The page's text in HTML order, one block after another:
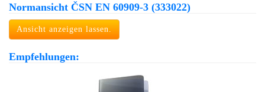
Normansicht ČSN EN 60909-3 (333022)
Ansicht anzeigen lassen.
Empfehlungen: